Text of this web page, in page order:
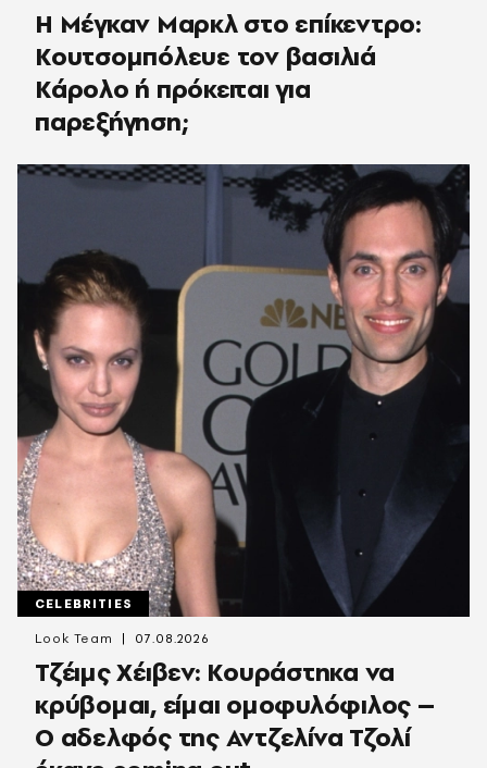
Η Μέγκαν Μαρκλ στο επίκεντρο:
Κουτσομπόλευε τον βασιλιά
Κάρολο ή πρόκειται για
παρεξήγηση;
CELEBRITIES
Τζέιμς Χέιβεν: Κουράστηκα να
κρύβομαι, είμαι ομοφυλόφιλος –
Ο αδελφός της Αντζελίνα Τζολί
Look Team 07.08.2026